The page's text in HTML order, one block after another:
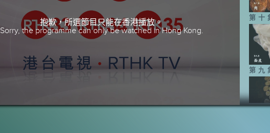
抱歉，所選節目只能在香港播放。
Sorry, the programme can only be watched in Hong Kong.
第十
第九